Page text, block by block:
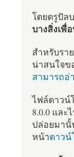
โดยดรูปัล
บางสิ่งเพื่
สำหรับรา
น่าสนใจข
สามารถอ่
ไฟล์ดาวน์
8.0.0 แล
ปล่อยมานั้
หน้าดาวน์